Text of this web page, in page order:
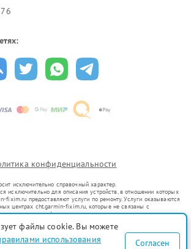
конфиденциальности
исключительно справочный характер.
исключительно для описания устройств, в отношении которых
fixim.ru предоставляют услуги по ремонту. Услуги оказываются
центрах cht.garmin-fixim.ru, которые не связаны с
знаков или их официальными представителями.
уже введенных в гражданский оборот в соответствии
не преследует цели индивидуализации услуг или введения
а служит для информирования о предоставляемых услугах по
файлы cookie. Вы можете
использования
Согласен